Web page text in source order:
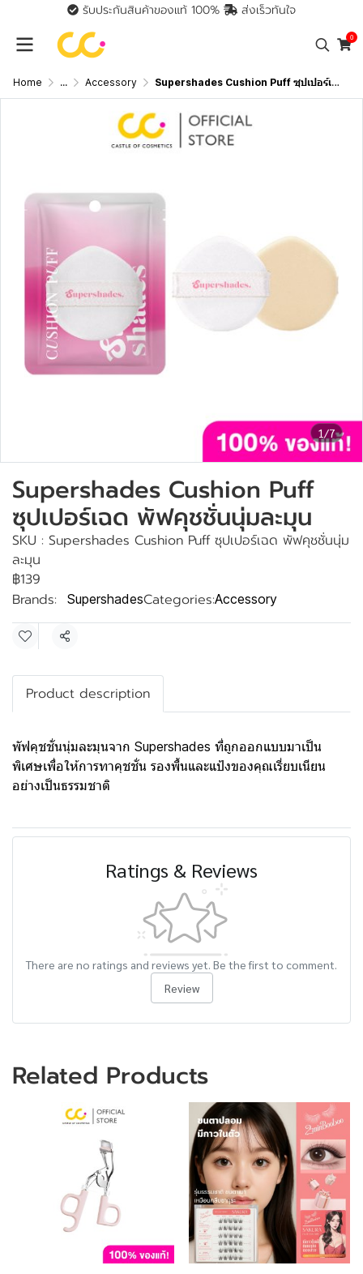
รับประกันสินค้าของแท้ 100% ส่งเร็วทันใจ
0
Home ... Accessory Supershades Cushion Puff ซุปเปอร์เฉด พัฟคุชชั่นนุ่มละมุน
1/7
Supershades Cushion Puff
ซุปเปอร์เฉด พัฟคุชชั่นนุ่มละมุน
SKU : Supershades Cushion Puff ซุปเปอร์เฉด พัฟคุชชั่นนุ่ม
ละมุน
฿139
Brands:
SupershadesCategories:Accessory
Share
Product description
พัฟคุชชั่นนุ่มละมุนจาก Supershades ที่ถูกออกแบบมาเป็น
พิเศษเพื่อให้การทาคุชชั่น รองพื้นและแป้งของคุณเรี่ยบเนียน
อย่างเป็นธรรมชาติ
Ratings & Reviews
There are no ratings and reviews yet. Be the first to comment.
Review
Related Products